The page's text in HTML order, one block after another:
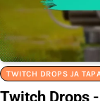
TWITCH DROPS JA
Twitch Drops